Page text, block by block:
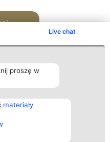
Live chat
proszę w
Kontakt
Kontakt